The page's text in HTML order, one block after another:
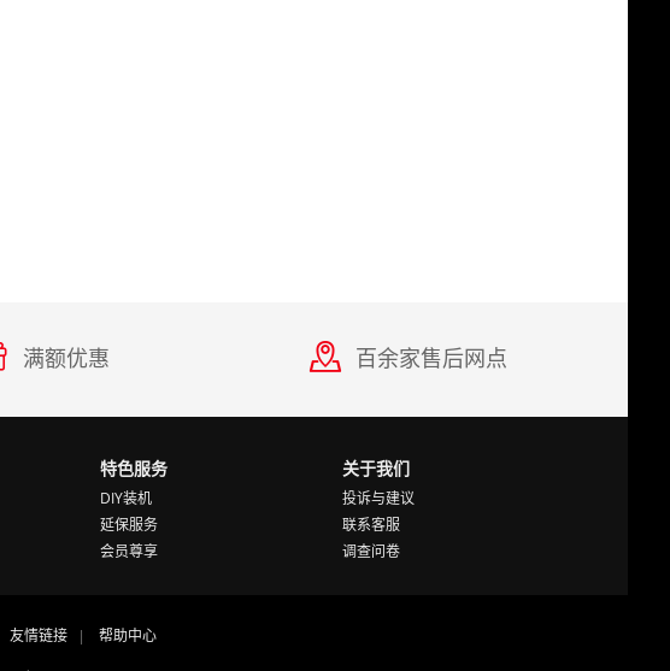
满额优惠 百余家售后网点
特色服务
DIY装机
延保服务
会员尊享
关于我们
投诉与建议
联系客服
调查问卷
友情链接 帮助中心